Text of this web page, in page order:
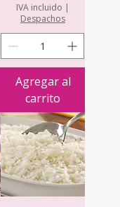
IVA incluido |
Despachos
Agregar al
carrito